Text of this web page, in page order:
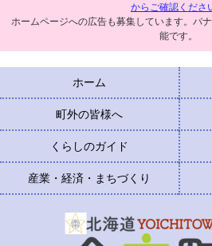
からご確認くださ
ホームページへの広告も募集しています。バ
能です。
ホーム
町外の皆様へ
くらしのガイド
産業・経済・まちづくり